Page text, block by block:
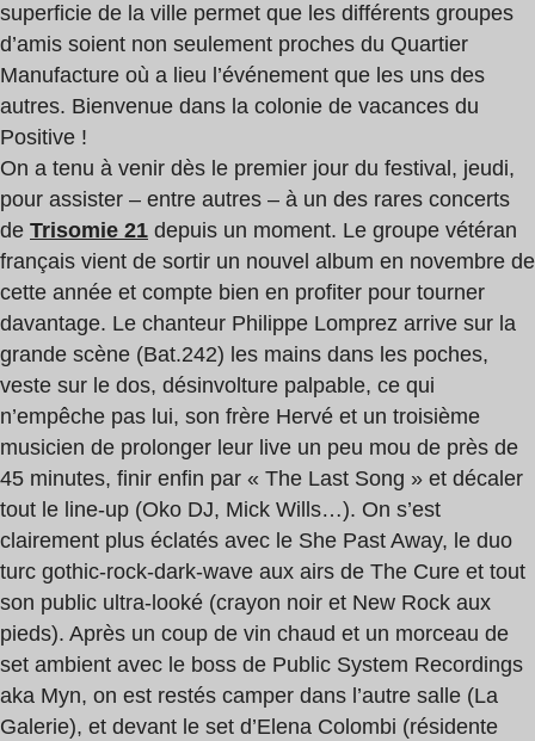
superficie de la ville permet que les différents groupes
d’amis soient non seulement proches du Quartier
Manufacture où a lieu l’événement que les uns des
autres. Bienvenue dans la colonie de vacances du
Positive !
On a tenu à venir dès le premier jour du festival, jeudi,
pour assister – entre autres – à un des rares concerts
de Trisomie 21 depuis un moment. Le groupe vétéran
français vient de sortir un nouvel album en novembre de
cette année et compte bien en profiter pour tourner
davantage. Le chanteur Philippe Lomprez arrive sur la
grande scène (Bat.242) les mains dans les poches,
veste sur le dos, désinvolture palpable, ce qui
n’empêche pas lui, son frère Hervé et un troisième
musicien de prolonger leur live un peu mou de près de
45 minutes, finir enfin par « The Last Song » et décaler
tout le line-up (Oko DJ, Mick Wills…). On s’est
clairement plus éclatés avec le She Past Away, le duo
turc gothic-rock-dark-wave aux airs de The Cure et tout
son public ultra-looké (crayon noir et New Rock aux
pieds). Après un coup de vin chaud et un morceau de
set ambient avec le boss de Public System Recordings
aka Myn, on est restés camper dans l’autre salle (La
Galerie), et devant le set d’Elena Colombi (résidente